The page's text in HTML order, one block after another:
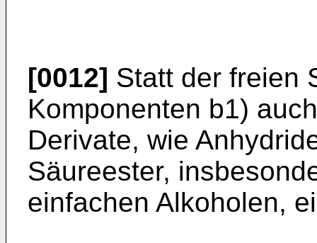
[0012] Statt der freien
Komponenten b1)
Derivate, wie
Säureester,
einfachen Alkoholen,